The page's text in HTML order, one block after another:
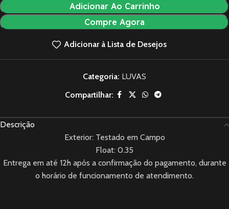
Adicionar Ao Carrinho
Compre Agora
Adicionar à Lista de Desejos
Categoria: LUVAS
Compartilhar:
Descrição
Exterior: Testado em Campo
Float: 0.35
Entrega em até 12h após a confirmação do pagamento, durante
o horário de funcionamento de atendimento.